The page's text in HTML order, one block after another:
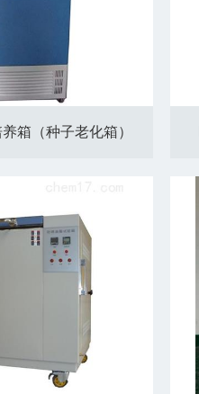
箱（种子老化箱）